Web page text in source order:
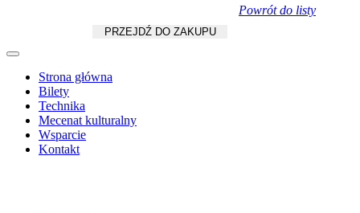
PRZEJDŹ DO ZAKUPU
Strona główna
Bilety
Technika
Mecenat kulturalny
Wsparcie
Kontakt
Powrót do listy